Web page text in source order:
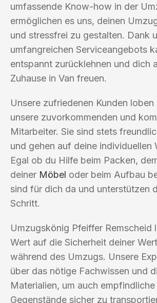
umfassende Know-how in der
ermöglichen es uns, deinen
und stressfrei zu gestalten. Dank
umfangreichen Serviceangebots
entspannt zurücklehnen und dich
Zuhause in Van freuen.
Unsere zufriedenen Kunden
unsere zuvorkommenden und
Mitarbeiter. Sie sind stets
und gehen auf deine individuellen
Egal ob du Hilfe beim Packen,
deiner Möbel oder beim Aufbau
sind für dich da und unterstützen
Schritt.
Umzugskönig Pfeiffer Remscheid
Wert auf die Sicherheit deiner
während des Umzugs. Unsere
über das nötige Fachwissen und
Materialien, um auch
Gegenstände sicher zu